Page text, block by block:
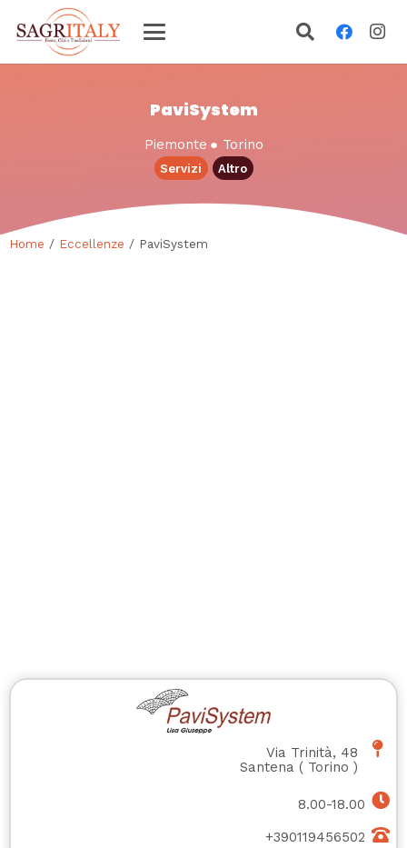
PaviSystem
Piemonte ● Torino
Servizi Altro
Home / Eccellenze / PaviSystem
Via Trinità, 48
Santena ( Torino )
8.00-18.00
+390119456502